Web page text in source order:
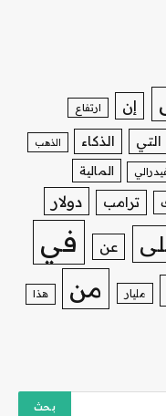
إن ارتفاع
التي الذكاء الذهب
المالية
ترامب دولار
عن في
مليار من هذا